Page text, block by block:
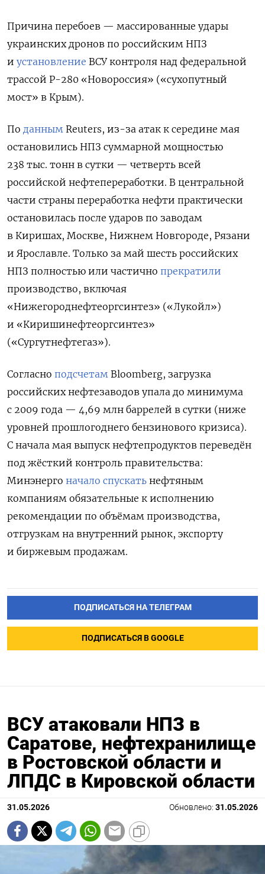
Причина перебоев — массированные удары
украинских дронов по российским НПЗ
и установление ВСУ контроля над федеральной
трассой Р-280 «Новороссия» («сухопутный
мост» в Крым).
По данным Reuters, из-за атак к середине мая
остановились НПЗ суммарной мощностью
238 тыс. тонн в сутки — четверть всей
российской нефтепереработки. В центральной
части страны переработка нефти практически
остановилась после ударов по заводам
в Киришах, Москве, Нижнем Новгороде, Рязани
и Ярославле. Только за май шесть российских
НПЗ полностью или частично прекратили
производство, включая
«Нижегороднефтеоргсинтез» («Лукойл»)
и «Киришинефтеоргсинтез»
(«Сургутнефтегаз»).
Согласно подсчетам Bloomberg, загрузка
российских нефтезаводов упала до минимума
с 2009 года — 4,69 млн баррелей в сутки (ниже
уровней прошлогоднего бензинового кризиса).
С начала мая выпуск нефтепродуктов переведён
под жёсткий контроль правительства:
Минэнерго начало спускать нефтяным
компаниям обязательные к исполнению
рекомендации по объёмам производства,
отгрузкам на внутренний рынок, экспорту
и биржевым продажам.
ПОДПИСАТЬСЯ НА ТЕЛЕГРАМ
ПОДПИСАТЬСЯ В GOOGLE
ВСУ атаковали НПЗ в
Саратове, нефтехранилище
в Ростовской области и
ЛПДС в Кировской области
31.05.2026 Обновлено: 31.05.2026